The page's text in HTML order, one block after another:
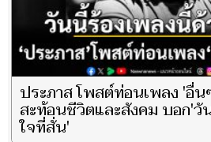
ประภาส โพสต์ท่อนเพลง 'อื่น
สะท้อนชีวิตและสังคม บอก'วั
ใจที่สั่น'